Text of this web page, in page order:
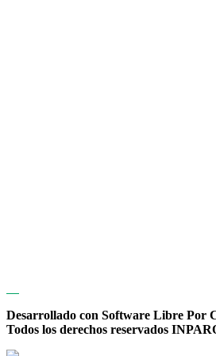
Desarrollado con Software Libre Por
Todos los derechos reservados